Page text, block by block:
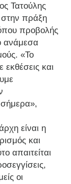
Τατούλης
στην πράξη
προβολής
ανάμεσα
«Το
εκθέσεις και
σήμερα»,
είναι η
και
απαιτείται
οι